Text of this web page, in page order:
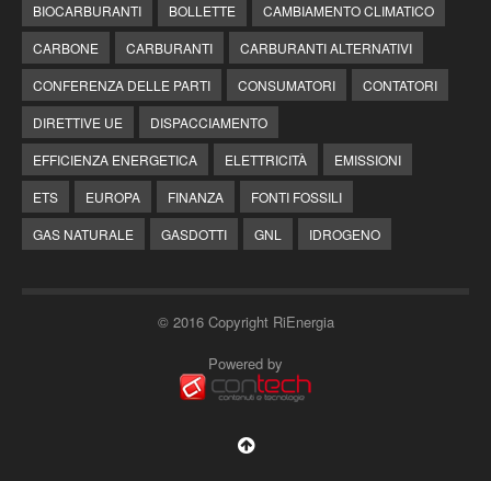
BIOCARBURANTI
BOLLETTE
CAMBIAMENTO CLIMATICO
CARBONE
CARBURANTI
CARBURANTI ALTERNATIVI
CONFERENZA DELLE PARTI
CONSUMATORI
CONTATORI
DIRETTIVE UE
DISPACCIAMENTO
EFFICIENZA ENERGETICA
ELETTRICITÀ
EMISSIONI
ETS
EUROPA FINANZA
FONTI FOSSILI
GAS NATURALE
GASDOTTI GNL IDROGENO
© 2016 Copyright RiEnergia
Powered by